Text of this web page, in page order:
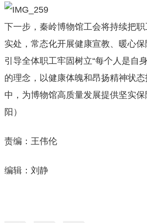
下一步，秦岭博物馆工会将持续把职
实处，常态化开展健康宣教、暖心保
引导全体职工牢固树立“每个人是自
的理念，以健康体魄和昂扬精神状
中，为博物馆高质量发展提供坚实保
阳）
责编：王伟伦
编辑：刘静